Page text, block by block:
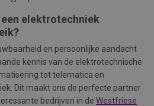
elektrotechniek
en persoonlijke aandacht
kennis van de elektrotechnische
tot telematica en
Dit maakt ons de perfecte partner
bedrijven in de Westfriese